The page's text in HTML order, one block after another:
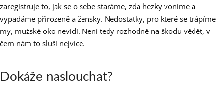
zaregistruje to, jak se o sebe staráme, zda hezky voníme a
vypadáme přirozeně a žensky. Nedostatky, pro které se trápíme
my, mužské oko nevidí. Není tedy rozhodně na škodu vědět, v
čem nám to sluší nejvíce.
Dokáže naslouchat?